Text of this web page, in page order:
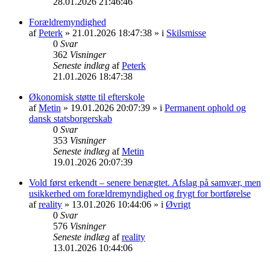
Forældremyndighed
afPeterk » 21.01.2026 18:47:38 » i Skilsmisse
0 Svar
362 Visninger
Seneste indlæg afPeterk
21.01.2026 18:47:38
Økonomisk støtte til efterskole
afMetin » 19.01.2026 20:07:39 » i Permanent ophold og
dansk statsborgerskab
0 Svar
353 Visninger
Seneste indlæg afMetin
19.01.2026 20:07:39
Vold først erkendt – senere benægtet. Afslag på samvær, men
usikkerhed om forældremyndighed og frygt for bortførelse
afreality » 13.01.2026 10:44:06 » i Øvrigt
0 Svar
576 Visninger
Seneste indlæg afreality
13.01.2026 10:44:06